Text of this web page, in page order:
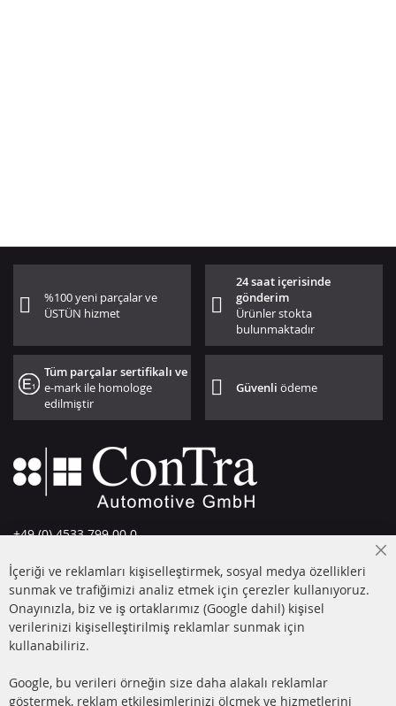
%100 yeni parçalar ve
ÜSTÜN hizmet
24 saat içerisinde
gönderim
Ürünler stokta
bulunmaktadır
Tüm parçalar sertifikalı ve
e-mark ile homologe
edilmiştir
Güvenliödeme
+49 (0) 4533 799 00 0
info@contra-automotive.de
facebook
instagram
HIZLI LİNKLER
(DPF)
MÜŞTERİ
Hakkımızda
İçeriği ve reklamları kişiselleştirmek, sosyal medya özellikleri
sunmak ve trafiğimizi analiz etmek için çerezler kullanıyoruz.
Onayınızla, biz ve iş ortaklarımız (Google dahil) kişisel
verilerinizi kişiselleştirilmiş reklamlar sunmak için
kullanabiliriz.
Google, bu verileri örneğin size daha alakalı reklamlar
göstermek, reklam etkileşimlerinizi ölçmek ve hizmetlerini